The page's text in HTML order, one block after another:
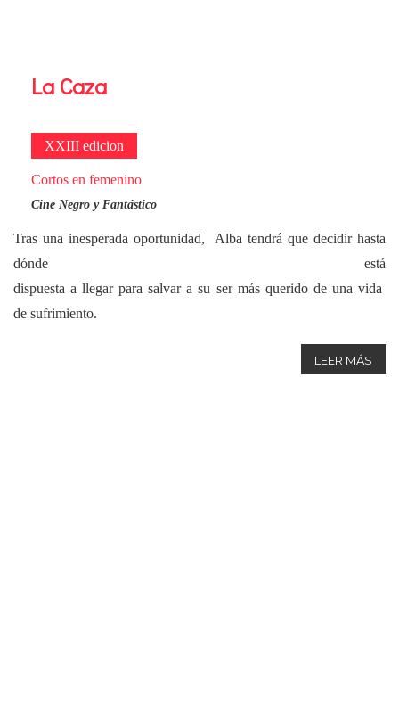
La Caza
XXIII edicion
Cortos en femenino
Cine Negro y Fantástico
Tras una inesperada oportunidad, Alba tendrá que decidir hasta
dónde está
dispuesta a llegar para salvar a su ser más querido de una vida
de sufrimiento.
LEER MÁS